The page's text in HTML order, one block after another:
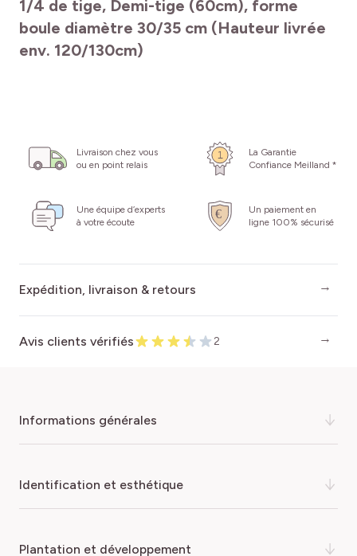
1/4 de tige, Demi-tige (60cm), forme
boule diamètre 30/35 cm (Hauteur livrée
env. 120/130cm)
Livraison chez vous
ou en point relais
La Garantie
Confiance Meilland *
Une équipe d’experts
à votre écoute
Un paiement en
ligne 100% sécurisé
Expédition, livraison & retours
Avis clients vérifiés 2
informations générales
Une ambiance de jardin à la Française ! Décoratif toute
identification et esthétique
COULEUR DE LA FLEUR
plantation et développement